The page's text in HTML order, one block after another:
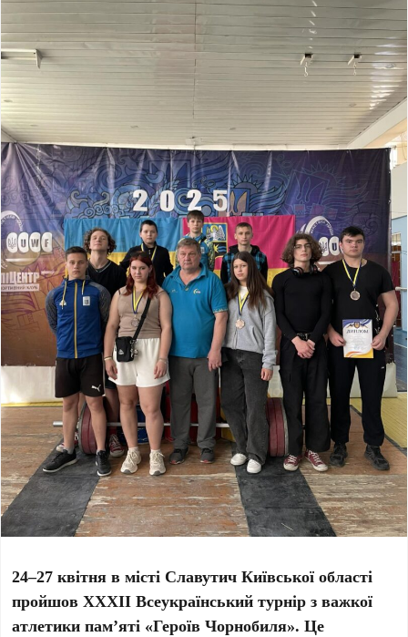
24–27 квітня в місті Славутич Київської області
пройшов ХХХІІ Всеукраїнський турнір з важкої
атлетики пам’яті «Героїв Чорнобиля». Це